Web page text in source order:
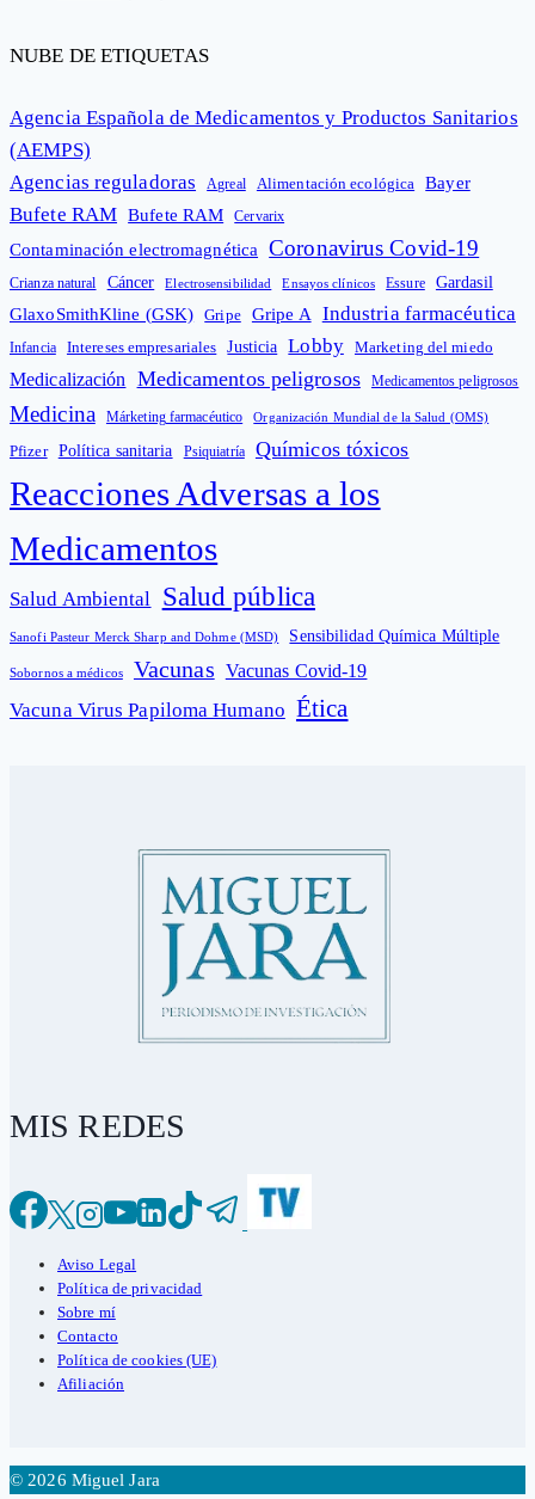
NUBE DE ETIQUETAS
Agencia Española de Medicamentos y Productos Sanitarios
(AEMPS)
Agencias reguladoras
Agreal Alimentación ecológica Bayer
Bufete RAM Bufete RAM Cervarix
Contaminación electromagnética Coronavirus Covid-19
Crianza natural Cáncer Electrosensibilidad Ensayos clínicos Essure Gardasil
GlaxoSmithKline (GSK) Gripe Gripe A Industria farmacéutica
Infancia Intereses empresariales Justicia Lobby Marketing del miedo
Medicalización Medicamentos peligrosos Medicamentos peligrosos
Medicina Márketing farmacéutico Organización Mundial de la Salud (OMS)
Pfizer Política sanitaria Psiquiatría Químicos tóxicos
Reacciones Adversas a los
Medicamentos
Salud Ambiental Salud pública
Sanofi Pasteur Merck Sharp and Dohme (MSD) Sensibilidad Química Múltiple
Sobornos a médicos Vacunas Vacunas Covid-19
Vacuna Virus Papiloma Humano Ética
MIS REDES
Aviso Legal
Política de privacidad
Sobre mí
Contacto
Política de cookies (UE)
Afiliación
© 2026 Miguel Jara